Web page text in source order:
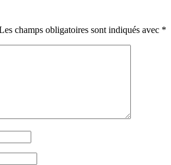
champs obligatoires sont indiqués avec *